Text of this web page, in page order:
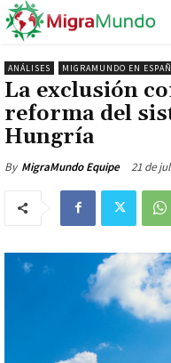
ANÁLISES MIGRAMUNDO EN
La exclusión
reforma del
Hungría
By MigraMundo Equipe 21 de